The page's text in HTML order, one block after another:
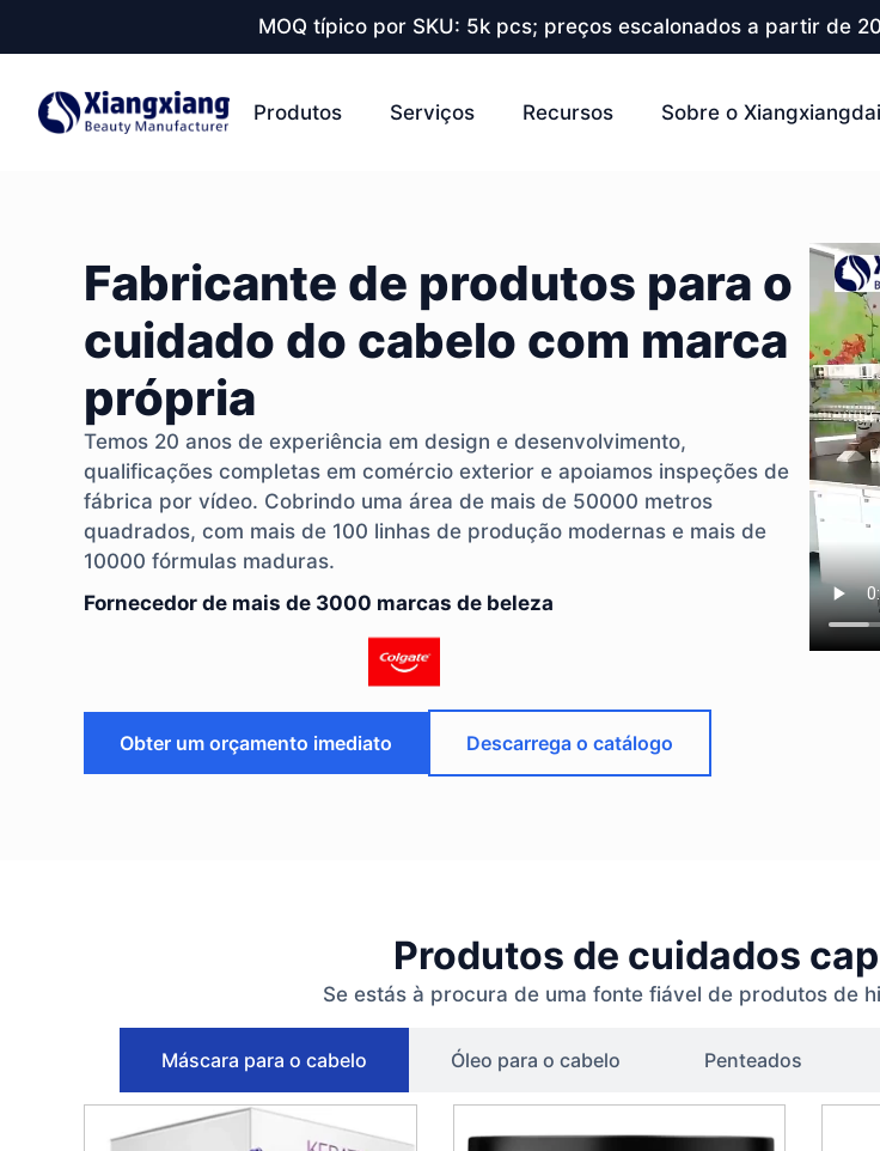
MOQ típico por SKU: 5k pcs; preços escalonados a partir de
Produtos Serviços Recursos Sobre o
Fabricante de produtos para o
cuidado do cabelo com marca
própria
Temos 20 anos de experiência em design e desenvolvimento,
qualificações completas em comércio exterior e apoiamos inspeções de
fábrica por vídeo. Cobrindo uma área de mais de 50000 metros
quadrados, com mais de 100 linhas de produção modernas e mais de
10000 fórmulas maduras.
Fornecedor de mais de 3000 marcas de beleza
Obter um orçamento imediato Descarrega o catálogo
Produtos de cuidados
Se estás à procura de uma fonte fiável de produtos de
Máscara para o cabelo Óleo para o cabelo Penteados